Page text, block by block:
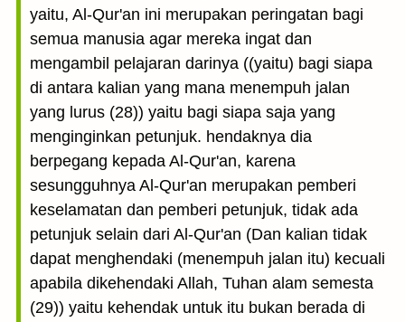
yaitu, Al-Qur'an ini merupakan peringatan bagi
semua manusia agar mereka ingat dan
mengambil pelajaran darinya ((yaitu) bagi siapa
di antara kalian yang mana menempuh jalan
yang lurus (28)) yaitu bagi siapa saja yang
menginginkan petunjuk. hendaknya dia
berpegang kepada Al-Qur'an, karena
sesungguhnya Al-Qur'an merupakan pemberi
keselamatan dan pemberi petunjuk, tidak ada
petunjuk selain dari Al-Qur'an (Dan kalian tidak
dapat menghendaki (menempuh jalan itu) kecuali
apabila dikehendaki Allah, Tuhan alam semesta
(29)) yaitu kehendak untuk itu bukan berada di